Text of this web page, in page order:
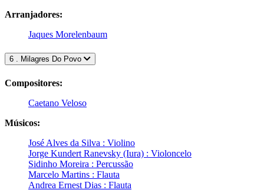
Arranjadores:
Jaques Morelenbaum
6 . Milagres Do Povo
Compositores:
Caetano Veloso
Músicos:
José Alves da Silva : Violino
Jorge Kundert Ranevsky (Iura) : Violoncelo
Sidinho Moreira : Percussão
Marcelo Martins : Flauta
Andrea Ernest Dias : Flauta